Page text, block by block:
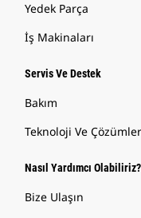
Yedek Parça
İş Makinaları
Servis Ve Destek
Bakım
Teknoloji Ve Çözümler
Nasıl Yardımcı Olabiliriz?
Bize Ulaşın